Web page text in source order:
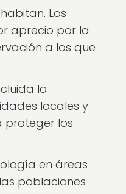
Los
aprecio por la
a los que
la
locales y
proteger los
en áreas
poblaciones